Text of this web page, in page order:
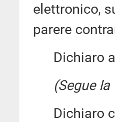
elettronico,
parere
Dichiaro
(Segue
Dichiaro